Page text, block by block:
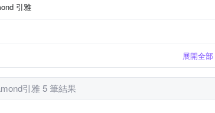
引雅
展開全部
引雅 5 筆結果